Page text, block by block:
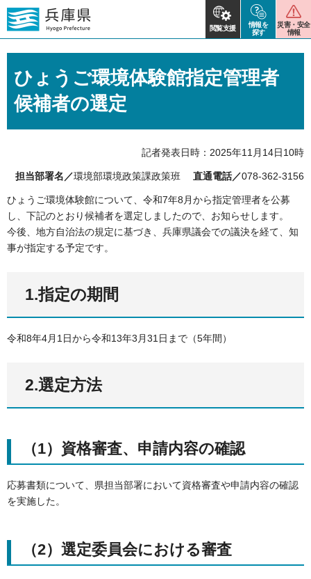
閲覧支援
情報を
探す
災害・安全
情報
ひょうご環境体験館指定管理者
候補者の選定
記者発表日時：2025年11月14日10時
担当部署名／環境部環境政策課政策班 直通電話／078-362-3156
ひょうご環境体験館について、令和7年8月から指定管理者を公募
し、下記のとおり候補者を選定しましたので、お知らせします。
今後、地方自治法の規定に基づき、兵庫県議会での議決を経て、知
事が指定する予定です。
1.指定の期間
令和8年4月1日から令和13年3月31日まで（5年間）
2.選定方法
（1）資格審査、申請内容の確認
応募書類について、県担当部署において資格審査や申請内容の確認
を実施した。
（2）選定委員会における審査